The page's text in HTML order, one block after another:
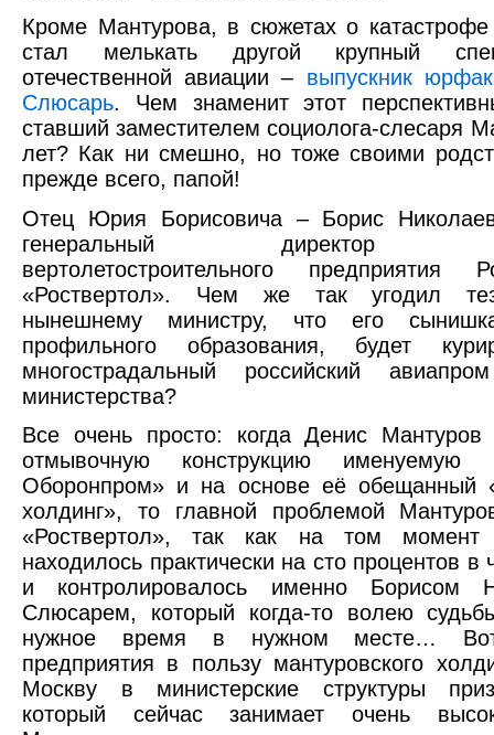
Кроме Мантурова, в сюжетах о
стал мелькать другой крупный
отечественной авиации – выпускник
Слюсарь. Чем знаменит этот
ставший заместителем социолога-слесаря
лет? Как ни смешно, но тоже своими
прежде всего, папой!
Отец Юрия Борисовича – Борис
генеральный директор
вертолетостроительного
«Роствертол». Чем же так угодил
нынешнему министру, что его
профильного образования, будет
многострадальный российский
министерства?
Все очень просто: когда Денис
отмывочную конструкцию
Оборонпром» и на основе её обещанный
холдинг», то главной проблемой
«Роствертол», так как на том момент
находилось практически на сто процентов в
и контролировалось именно Борисом
Слюсарем, который когда-то волею
нужное время в нужном месте…
предприятия в пользу мантуровского
Москву в министерские структуры
который сейчас занимает очень